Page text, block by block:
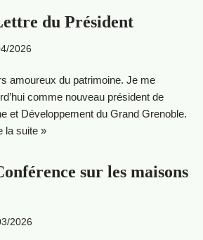
du Président
2026
amoureux du patrimoine. Je me
comme nouveau président de
et Développement du Grand Grenoble.
la suite »
sur les maisons
2026